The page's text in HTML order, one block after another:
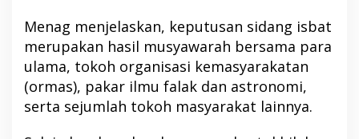
Menag menjelaskan, keputusan sidang isbat
merupakan hasil musyawarah bersama para
ulama, tokoh organisasi kemasyarakatan
(ormas), pakar ilmu falak dan astronomi,
serta sejumlah tokoh masyarakat lainnya.